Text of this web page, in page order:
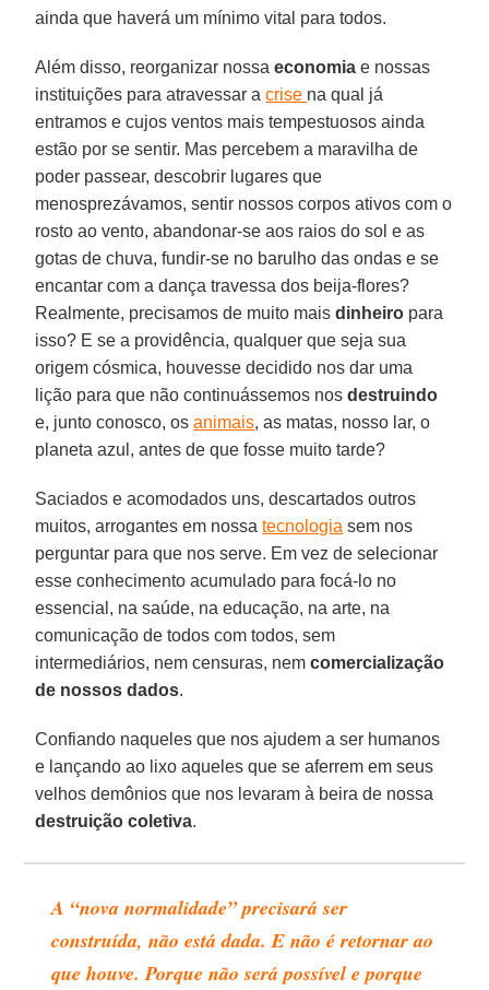
ainda que haverá um mínimo vital para todos.
Além disso, reorganizar nossaeconomia e nossas
instituições para atravessar acrise na qual já
entramos e cujos ventos mais tempestuosos ainda
estão por se sentir. Mas percebem a maravilha de
poder passear, descobrir lugares que
menosprezávamos, sentir nossos corpos ativos com o
rosto ao vento, abandonar-se aos raios do sol e as
gotas de chuva, fundir-se no barulho das ondas e se
encantar com a dança travessa dos beija-flores?
Realmente, precisamos de muito maisdinheiro para
isso? E se a providência, qualquer que seja sua
origem cósmica, houvesse decidido nos dar uma
lição para que não continuássemos nosdestruindo
e, junto conosco, osanimais, as matas, nosso lar, o
planeta azul, antes de que fosse muito tarde?
Saciados e acomodados uns, descartados outros
muitos, arrogantes em nossatecnologia sem nos
perguntar para que nos serve. Em vez de selecionar
esse conhecimento acumulado para focá-lo no
essencial, na saúde, na educação, na arte, na
comunicação de todos com todos, sem
intermediários, nem censuras, nemcomercialização
de nossos dados.
Confiando naqueles que nos ajudem a ser humanos
e lançando ao lixo aqueles que se aferrem em seus
velhos demônios que nos levaram à beira de nossa
destruição coletiva.
A “nova normalidade” precisará ser
construída, não está dada. E não é retornar ao
que houve. Porque não será possível e porque